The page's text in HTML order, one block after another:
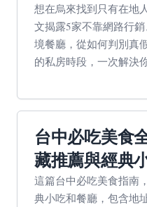
想在烏來找到只有在地
文揭露5家不靠網路行
境餐廳，從如何判別真
的私房時段，一次解決
台中必吃美食
藏推薦與經典
這篇台中必吃美食指南
典小吃和餐廳，包含地